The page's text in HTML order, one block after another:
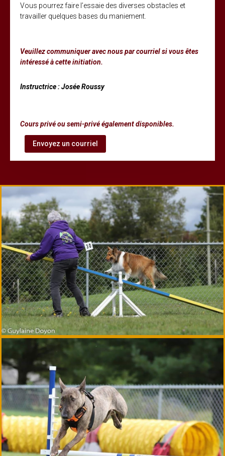
Vous pourrez faire l’essaie des diverses obstacles et
travailler quelques bases du maniement.
Veuillez communiquer avec nous par courriel si vous êtes
intéressé à cette initiation.
Instructrice : Josée Roussy
Cours privé ou semi-privé également disponibles.
Envoyez un courriel